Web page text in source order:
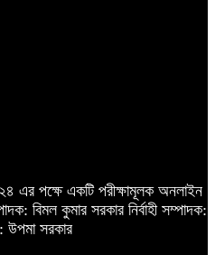
এর পক্ষে একটি পরীক্ষামূলক অনলাইন
বিমল কুমার সরকার নির্বাহী সম্পাদক:
উপমা সরকার